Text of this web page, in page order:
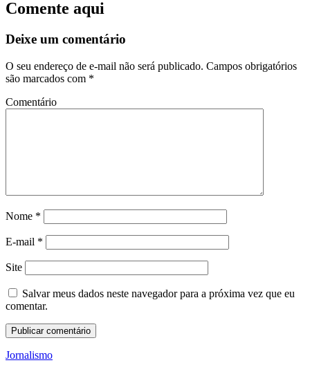
Comente aqui
Deixe um comentário
O seu endereço de e-mail não será publicado. Campos obrigatórios
são marcados com *
Comentário
Nome *
E-mail *
Site
Salvar meus dados neste navegador para a próxima vez que eu
comentar.
Jornalismo